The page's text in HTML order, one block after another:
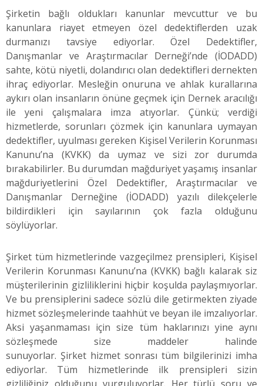
Şirketin bağlı oldukları kanunlar mevcuttur ve bu
kanunlara riayet etmeyen özel dedektiflerden uzak
durmanızı tavsiye ediyorlar. Özel Dedektifler,
Danışmanlar ve Araştırmacılar Derneği’nde (İODADD)
sahte, kötü niyetli, dolandırıcı olan dedektifleri dernekten
ihraç ediyorlar. Mesleğin onuruna ve ahlak kurallarına
aykırı olan insanların önüne geçmek için Dernek aracılığı
ile yeni çalışmalara imza atıyorlar. Çünkü; verdiği
hizmetlerde, sorunları çözmek için kanunlara uymayan
dedektifler, uyulması gereken Kişisel Verilerin Korunması
Kanunu’na (KVKK) da uymaz ve sizi zor durumda
bırakabilirler. Bu durumdan mağduriyet yaşamış insanlar
mağduriyetlerini Özel Dedektifler, Araştırmacılar ve
Danışmanlar Derneğine (İODADD) yazılı dilekçelerle
bildirdikleri için sayılarının çok fazla olduğunu
söylüyorlar.
Şirket tüm hizmetlerinde vazgeçilmez prensipleri, Kişisel
Verilerin Korunması Kanunu’na (KVKK) bağlı kalarak siz
müşterilerinin gizliliklerini hiçbir koşulda paylaşmıyorlar.
Ve bu prensiplerini sadece sözlü dile getirmekten ziyade
hizmet sözleşmelerinde taahhüt ve beyan ile imzalıyorlar.
Aksi yaşanmaması için size tüm haklarınızı yine aynı
sözleşmede size maddeler halinde
sunuyorlar. Şirket hizmet sonrası tüm bilgilerinizi imha
ediyorlar. Tüm hizmetlerinde ilk prensipleri sizin